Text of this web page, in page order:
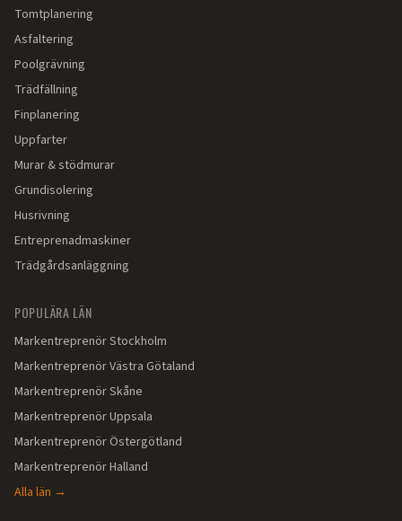
Tomtplanering
Asfaltering
Poolgrävning
Trädfällning
Finplanering
Uppfarter
Murar & stödmurar
Grundisolering
Husrivning
Entreprenadmaskiner
Trädgårdsanläggning
POPULÄRA LÄN
MarkentreprenörStockholm
MarkentreprenörVästra Götaland
MarkentreprenörSkåne
MarkentreprenörUppsala
MarkentreprenörÖstergötland
MarkentreprenörHalland
Alla län →